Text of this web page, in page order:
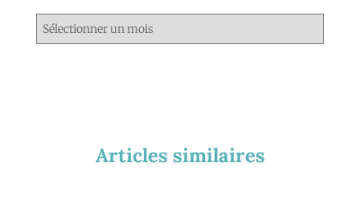
Articles similaires